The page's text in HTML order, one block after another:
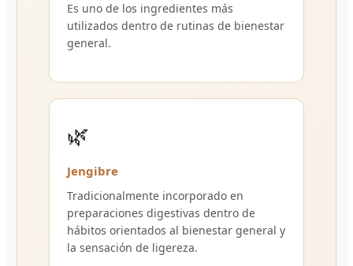
Es uno de los ingredientes más
utilizados dentro de rutinas de bienestar
general.
🌿
Jengibre
Tradicionalmente incorporado en
preparaciones digestivas dentro de
hábitos orientados al bienestar general y
la sensación de ligereza.